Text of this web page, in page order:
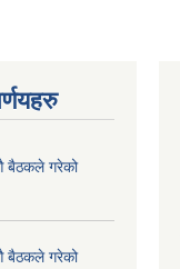
बैठकले गरेको
बैठकले गरेको